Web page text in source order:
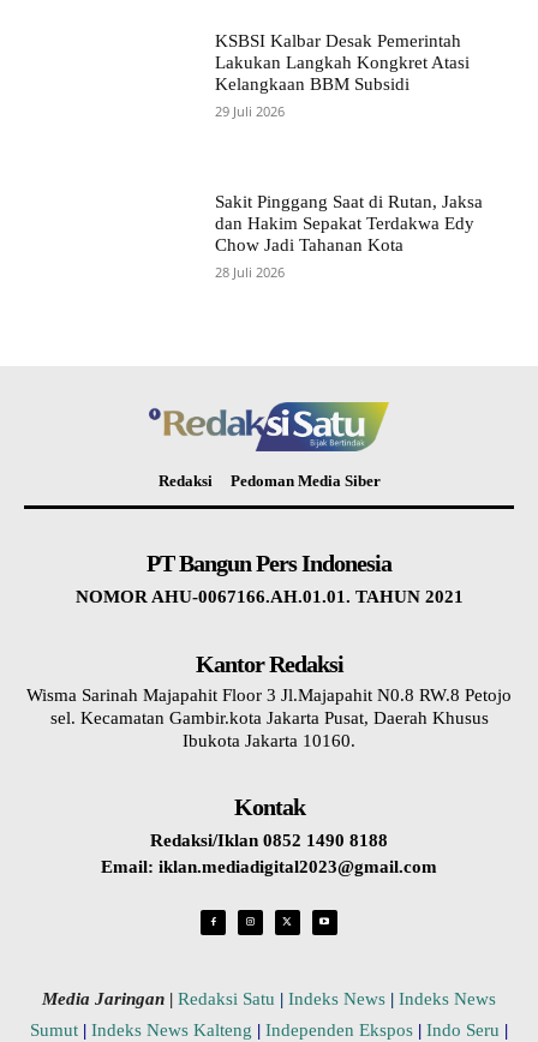
KSBSI Kalbar Desak Pemerintah
Lakukan Langkah Kongkret Atasi
Kelangkaan BBM Subsidi
29 Juli 2026
Sakit Pinggang Saat di Rutan, Jaksa
dan Hakim Sepakat Terdakwa Edy
Chow Jadi Tahanan Kota
28 Juli 2026
Redaksi Pedoman Media Siber
PT Bangun Pers Indonesia
NOMOR AHU-0067166.AH.01.01. TAHUN 2021
Kantor Redaksi
Wisma Sarinah Majapahit Floor 3 Jl.Majapahit N0.8 RW.8 Petojo
sel. Kecamatan Gambir.kota Jakarta Pusat, Daerah Khusus
Ibukota Jakarta 10160.
Kontak
Redaksi/Iklan 0852 1490 8188
Email: iklan.mediadigital2023@gmail.com
Media Jaringan | Redaksi Satu | Indeks News | Indeks News
Sumut | Indeks News Kalteng | Independen Ekspos | Indo Seru |